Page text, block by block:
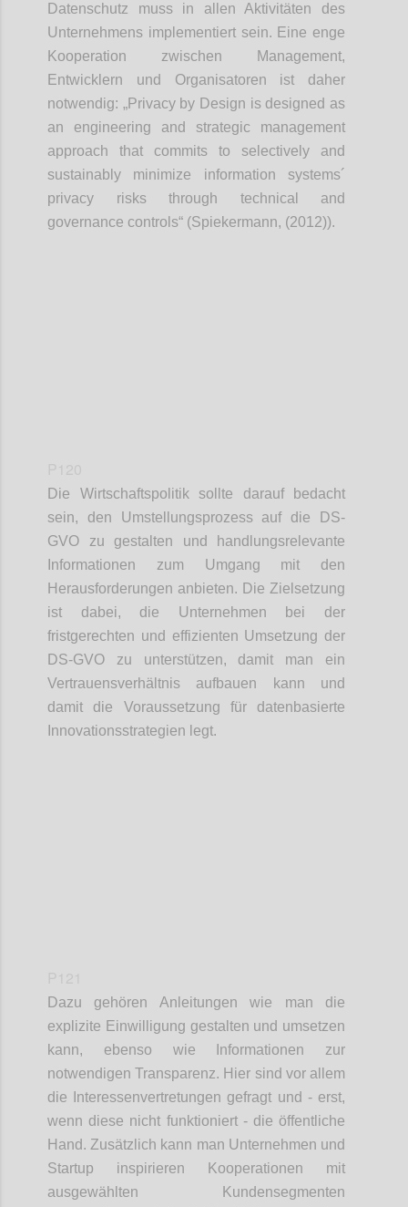
Datenschutz muss in allen Aktivitäten des
Unternehmens implementiert sein. Eine enge
Kooperation zwischen Management,
Entwicklern und Organisatoren ist daher
notwendig: „Privacy by Design is designed as
an engineering and strategic management
approach that commits to selectively and
sustainably minimize information systems´
privacy risks through technical and
governance controls“ (Spiekermann, (2012)).
Die Wirtschaftspolitik sollte darauf bedacht
sein, den Umstellungsprozess auf die DS-
GVO zu gestalten und handlungsrelevante
Informationen zum Umgang mit den
Herausforderungen anbieten. Die Zielsetzung
ist dabei, die Unternehmen bei der
fristgerechten und effizienten Umsetzung der
DS-GVO zu unterstützen, damit man ein
Vertrauensverhältnis aufbauen kann und
damit die Voraussetzung für datenbasierte
Innovationsstrategien legt.
Dazu gehören Anleitungen wie man die
explizite Einwilligung gestalten und umsetzen
kann, ebenso wie Informationen zur
notwendigen Transparenz. Hier sind vor allem
die Interessenvertretungen gefragt und - erst,
wenn diese nicht funktioniert - die öffentliche
Hand. Zusätzlich kann man Unternehmen und
Startup inspirieren Kooperationen mit
ausgewählten Kundensegmenten